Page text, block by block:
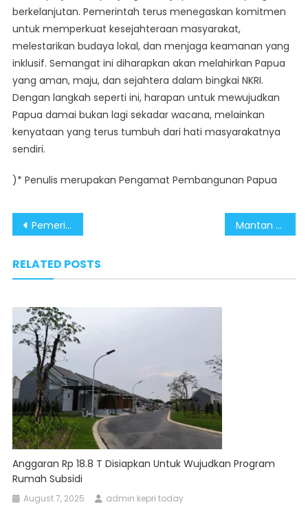
berkelanjutan. Pemerintah terus menegaskan komitmen
untuk memperkuat kesejahteraan masyarakat,
melestarikan budaya lokal, dan menjaga keamanan yang
inklusif. Semangat ini diharapkan akan melahirkan Papua
yang aman, maju, dan sejahtera dalam bingkai NKRI.
Dengan langkah seperti ini, harapan untuk mewujudkan
Papua damai bukan lagi sekadar wacana, melainkan
kenyataan yang terus tumbuh dari hati masyarakatnya
sendiri.
)* Penulis merupakan Pengamat Pembangunan Papua
Post
Pemerintah Tegaskan Komitmen Pemerataan Ekonomi Lewat Pemberdayaan UMKM Mantan Danlap OPM Arius Tabuni Kembali ke NKRI, Ajak Rekan Seperjuangan Wujudkan Papua Damai
RELATED POSTS
Anggaran Rp 18.8 T Disiapkan Untuk Wujudkan Program
Rumah Subsidi
August 7, 2025 admin kepri today